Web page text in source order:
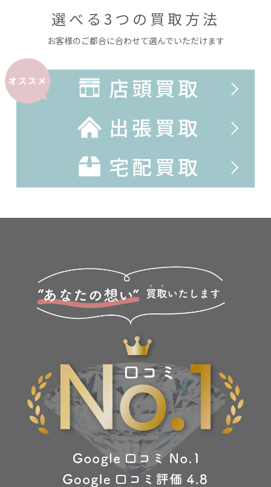
選べる3つの買取方法
お客様のご都合に合わせて選んでいただけます
オススメ
店頭買取
出張買取
宅配買取